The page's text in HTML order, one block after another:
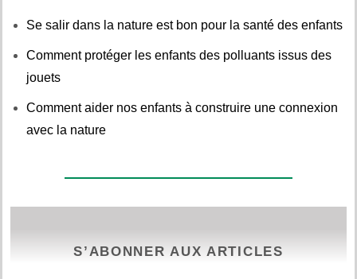
Se salir dans la nature est bon pour la santé des enfants
Comment protéger les enfants des polluants issus des
jouets
Comment aider nos enfants à construire une connexion
avec la nature
S’ABONNER AUX ARTICLES